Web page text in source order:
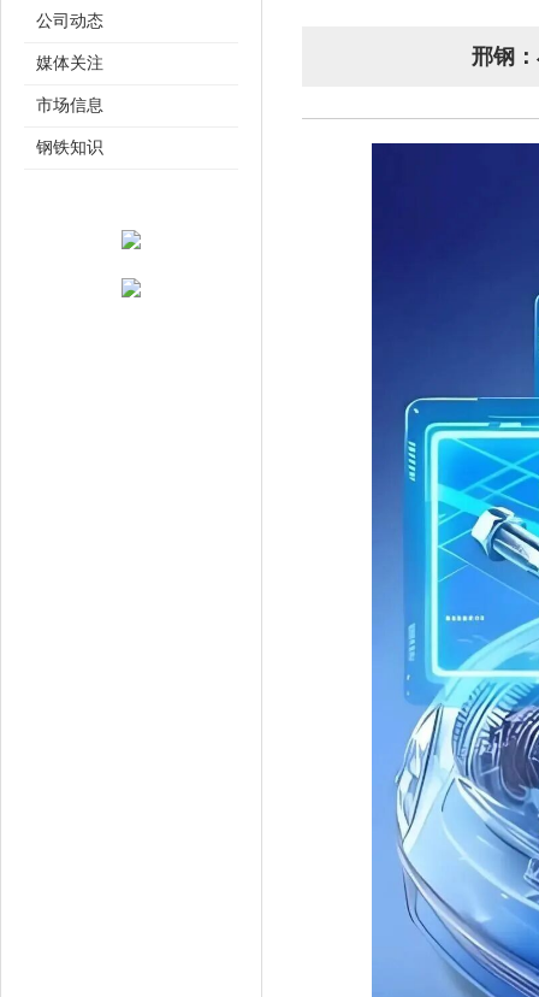
公司动态
媒体关注
市场信息
钢铁知识
邢钢